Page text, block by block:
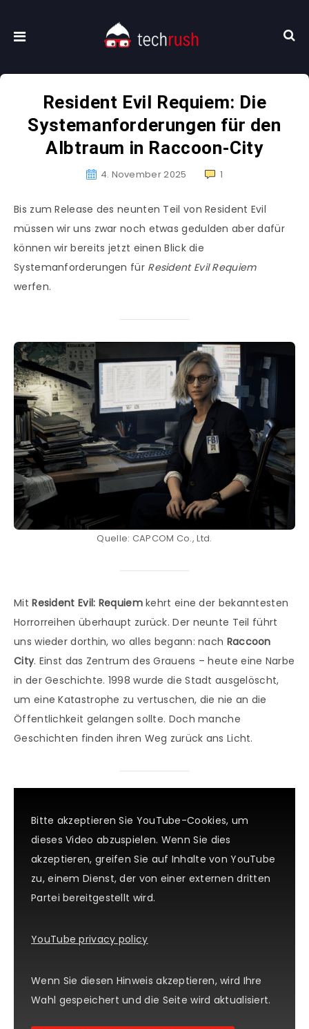
Resident Evil Requiem: Die
Systemanforderungen für den
Albtraum in Raccoon-City
4. November 2025 1
Bis zum Release des neunten Teil von Resident Evil
müssen wir uns zwar noch etwas gedulden aber dafür
können wir bereits jetzt einen Blick die
Systemanforderungen fürResident Evil Requiem
werfen.
Quelle: CAPCOM Co., Ltd.
MitResident Evil: Requiemkehrt eine der bekanntesten
Horrorreihen überhaupt zurück. Der neunte Teil führt
uns wieder dorthin, wo alles begann: nach Raccoon
City. Einst das Zentrum des Grauens – heute eine Narbe
in der Geschichte. 1998 wurde die Stadt ausgelöscht,
um eine Katastrophe zu vertuschen, die nie an die
Öffentlichkeit gelangen sollte. Doch manche
Geschichten finden ihren Weg zurück ans Licht.
Bitte akzeptieren Sie YouTube-Cookies, um
dieses Video abzuspielen. Wenn Sie dies
akzeptieren, greifen Sie auf Inhalte von YouTube
zu, einem Dienst, der von einer externen dritten
Partei bereitgestellt wird.
YouTube privacy policy
Wenn Sie diesen Hinweis akzeptieren, wird Ihre
Wahl gespeichert und die Seite wird aktualisiert.